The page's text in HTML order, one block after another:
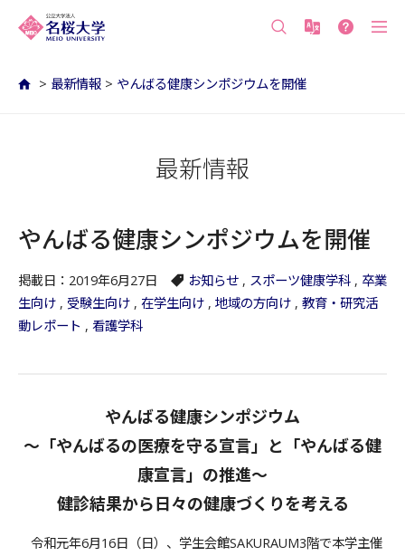
> 最新情報 > やんばる健康シンポジウムを開催
最新情報
やんばる健康シンポジウムを開催
掲載日：2019年6月27日 お知らせ , スポーツ健康学科 , 卒業
生向け , 受験生向け , 在学生向け , 地域の方向け , 教育・研究活
動レポート , 看護学科
やんばる健康シンポジウム
～「やんばるの医療を守る宣言」と「やんばる健
康宣言」の推進～
健診結果から日々の健康づくりを考える
令和元年6月16日（日）、学生会館SAKURAUM3階で本学主催